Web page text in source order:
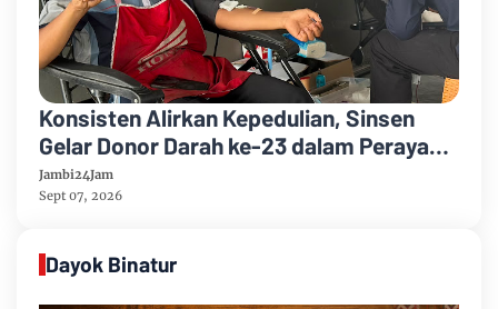
Konsisten Alirkan Kepedulian, Sinsen
Gelar Donor Darah ke-23 dalam Perayaan
Anniversary Sinsen
Jambi24Jam
Sept 07, 2026
Dayok Binatur